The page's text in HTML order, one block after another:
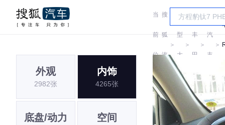
当
前
位
置:
搜
狐
汽
＞
车
型
大
全
＞
丰
田
＞
一
汽
丰
田
＞
外观
2982张
内饰
4265张
底盘/动力 空间